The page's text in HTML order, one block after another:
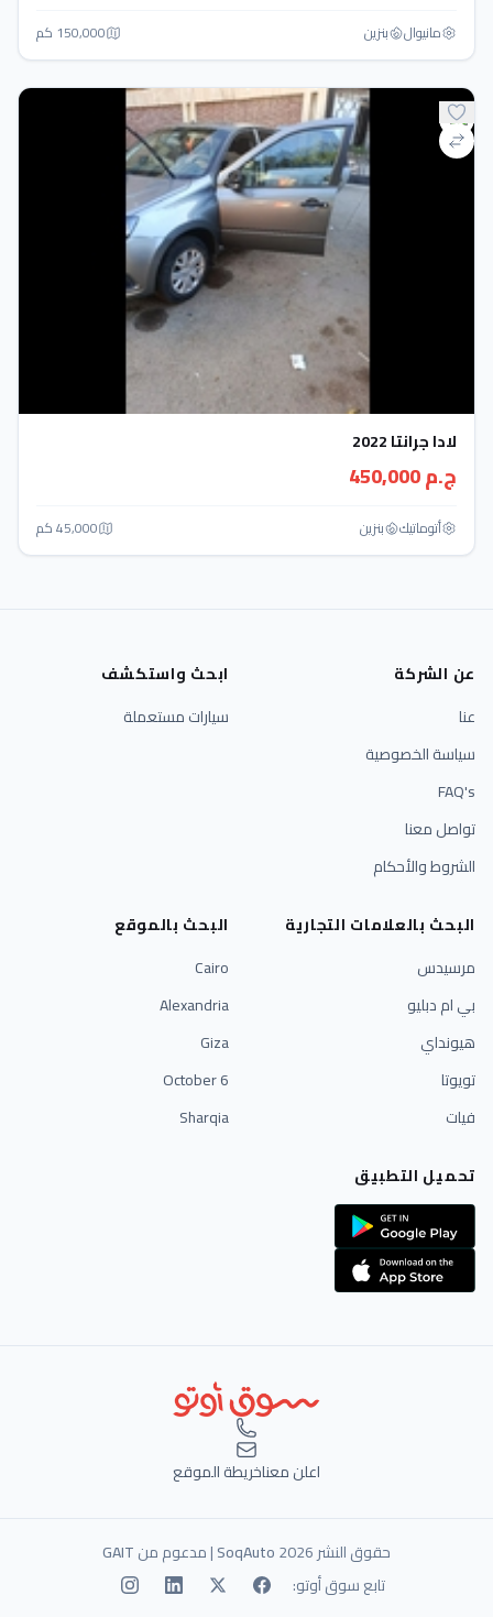
مانيوال بنزين 150,000 كم
لادا جرانتا 2022
ج.م 450,000
أتوماتيك‎ بنزين 45,000 كم
عن الشركة
عنا
سياسة الخصوصية
FAQ's
تواصل معنا
الشروط والأحكام
ابحث واستكشف
سيارات مستعملة
البحث بالعلامات التجارية
مرسيدس
بي ام دبليو
هيونداي
تويوتا
فيات
البحث بالموقع
Cairo
Alexandria
Giza
6 October
Sharqia
تحميل التطبيق
اعلن معناخريطة الموقع
حقوق النشر 2026 SoqAuto| مدعوم منGAIT
تابع سوق أوتو: